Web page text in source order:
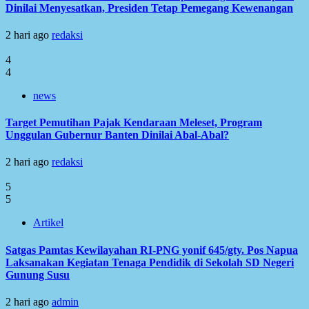
Dinilai Menyesatkan, Presiden Tetap Pemegang Kewenangan
2 hari ago redaksi
4
4
news
Target Pemutihan Pajak Kendaraan Meleset, Program
Unggulan Gubernur Banten Dinilai Abal-Abal?
2 hari ago redaksi
5
5
Artikel
Satgas Pamtas Kewilayahan RI-PNG yonif 645/gty. Pos Napua
Laksanakan Kegiatan Tenaga Pendidik di Sekolah SD Negeri
Gunung Susu
2 hari ago admin